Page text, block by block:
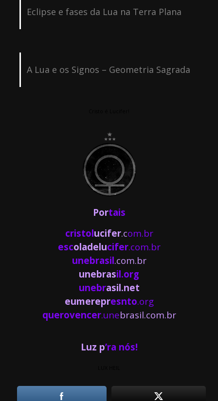
Eclipse e fases da Lua na Terra Plana
A Lua e os Signos – Geometria Sagrada
Portais
cristolucifer.com.br
escoladelucifer.com.br
unebrasil.com.br
unebrasil.org
unebrasil.net
eumerepresnto.org
querovencer.unebrasil.com.br
Luz p’ra nós!